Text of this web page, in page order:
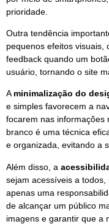
prioridade.
Outra tendência
pequenos efeitos visuais,
feedback quando um
usuário, tornando o site
Aminimalização do
e simples favorecem a
focarem nas informações
branco é uma técnica
e organizada, evitando a
Além disso, a
sejam acessíveis a
apenas uma
de alcançar um público
imagens e garantir que a